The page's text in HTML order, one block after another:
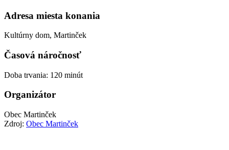
Adresa miesta konania
Kultúrny dom, Martinček
Časová náročnosť
Doba trvania: 120 minút
Organizátor
Obec Martinček
Zdroj: Obec Martinček